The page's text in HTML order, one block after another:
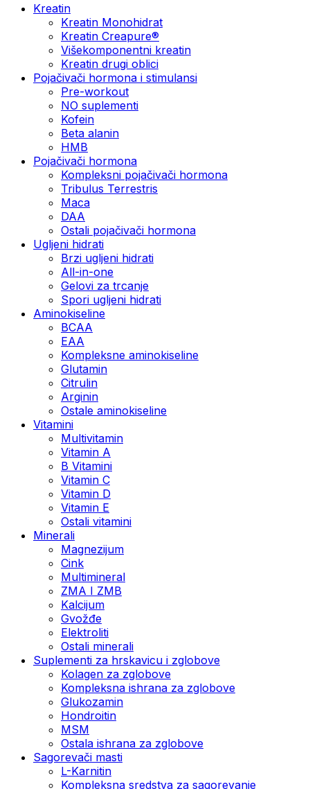
Kreatin
Kreatin Monohidrat
Kreatin Creapure®
Višekomponentni kreatin
Kreatin drugi oblici
Pojačivači hormona i stimulansi
Pre-workout
NO suplementi
Kofein
Beta alanin
HMB
Pojačivači hormona
Kompleksni pojačivači hormona
Tribulus Terrestris
Maca
DAA
Ostali pojačivači hormona
Ugljeni hidrati
Brzi ugljeni hidrati
All-in-one
Gelovi za trcanje
Spori ugljeni hidrati
Aminokiseline
BCAA
ЕАА
Kompleksne aminokiseline
Glutamin
Citrulin
Arginin
Ostale aminokiseline
Vitamini
Multivitamin
Vitamin A
B Vitamini
Vitamin C
Vitamin D
Vitamin E
Ostali vitamini
Minerali
Magnezijum
Cink
Multimineral
ZMA I ZMB
Kalcijum
Gvožđe
Elektroliti
Ostali minerali
Suplementi za hrskavicu i zglobove
Kolagen za zglobove
Kompleksna ishrana za zglobove
Glukozamin
Hondroitin
MSM
Ostala ishrana za zglobove
Sagorevači masti
L-Karnitin
Kompleksna sredstva za sagorevanje